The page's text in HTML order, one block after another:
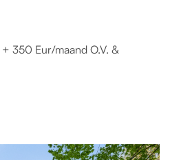
350 Eur/maand O.V. &